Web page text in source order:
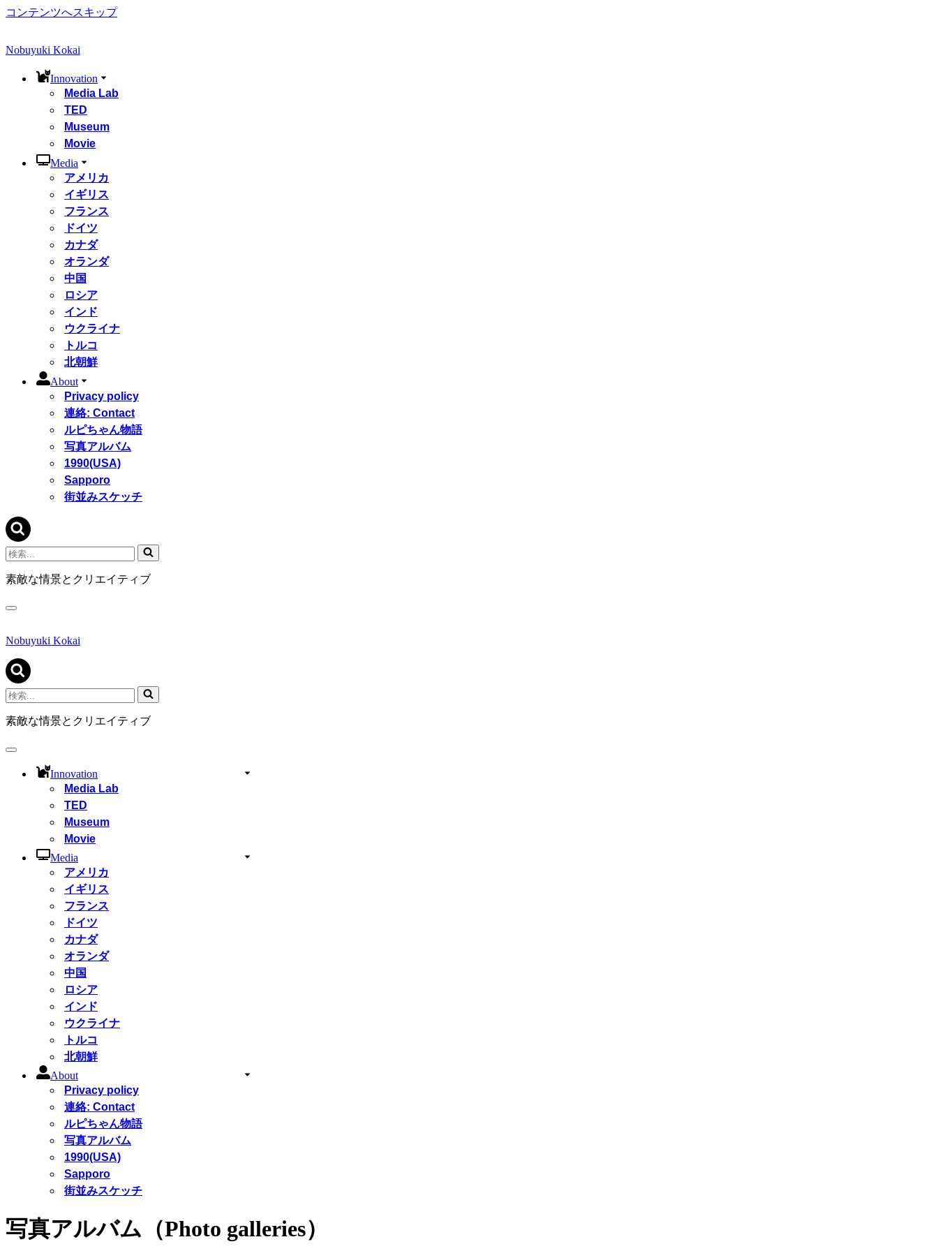
コンテンツへスキップ
Nobuyuki Kokai
Innovation
Media Lab
TED
Museum
Movie
Media
アメリカ
イギリス
フランス
ドイツ
カナダ
オランダ
中国
ロシア
インド
ウクライナ
トルコ
北朝鮮
About
Privacy policy
連絡: Contact
ルピちゃん物語
写真アルバム
1990(USA)
Sapporo
街並みスケッチ
検
索...
素敵な情景とクリエイティブ
ナ
ゲ
シ
ョ
ン
メ
ニ
ュ
Nobuyuki Kokai
検
索...
素敵な情景とクリエイティブ
ナ
Innovation
Media Lab
TED
Museum
Movie
Media
アメリカ
イギリス
フランス
ドイツ
カナダ
オランダ
中国
ロシア
インド
ウクライナ
トルコ
北朝鮮
About
Privacy policy
連絡: Contact
ルピちゃん物語
写真アルバム
1990(USA)
Sapporo
街並みスケッチ
写真アルバム（Photo galleries）